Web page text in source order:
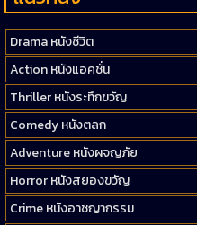
Drama หนังชีวิต
Action หนังแอคชั่น
Thriller หนังระทึกขวัญ
Comedy หนังตลก
Adventure หนังผจญภัย
Horror หนังสยองขวัญ
Crime หนังอาชญากรรม